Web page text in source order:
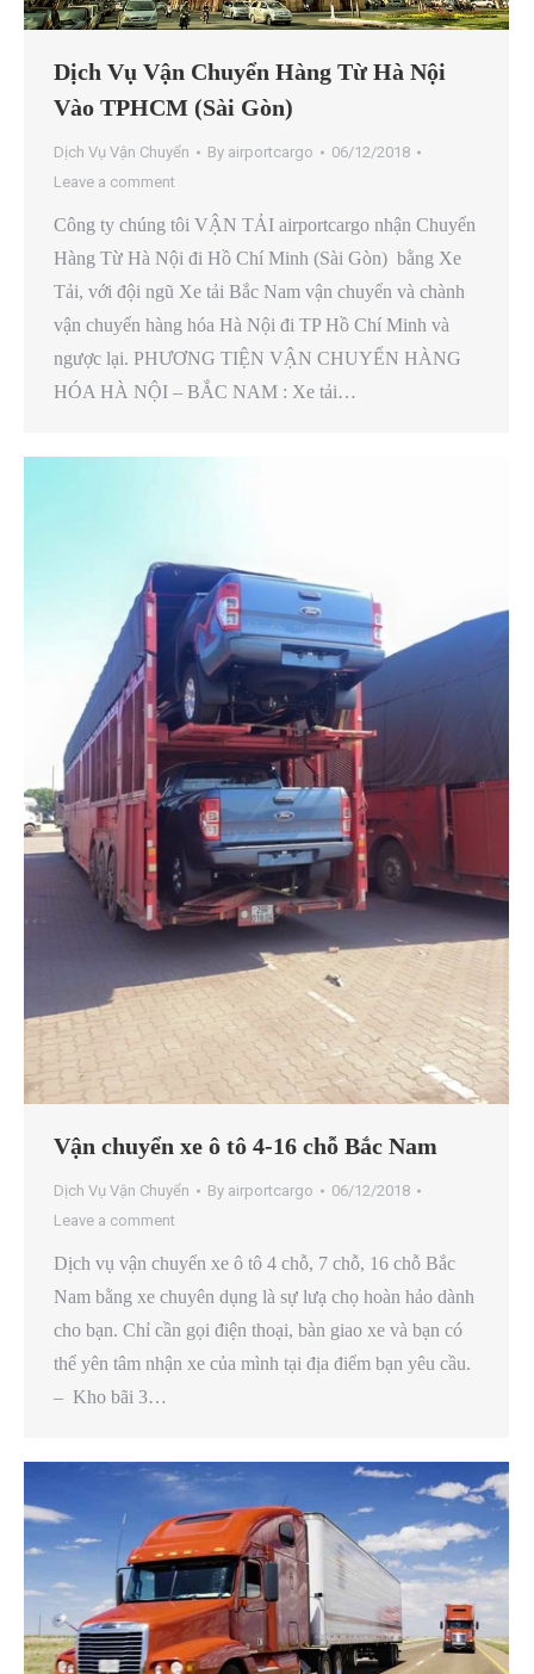
Dịch Vụ Vận Chuyển Hàng Từ Hà Nội
Vào TPHCM (Sài Gòn)
Dịch Vụ Vận Chuyển By airportcargo
06/12/2018
Leave a comment
Công ty chúng tôi VẬN TẢI airportcargo nhận Chuyển
Hàng Từ Hà Nội đi Hồ Chí Minh (Sài Gòn) bằng Xe
Tải, với đội ngũ Xe tải Bắc Nam vận chuyển và chành
vận chuyển hàng hóa Hà Nội đi TP Hồ Chí Minh và
ngược lại. PHƯƠNG TIỆN VẬN CHUYỂN HÀNG
HÓA HÀ NỘI – BẮC NAM : Xe tải…
Vận chuyển xe ô tô 4-16 chỗ Bắc Nam
Dịch Vụ Vận Chuyển By airportcargo
06/12/2018
Leave a comment
Dịch vụ vận chuyển xe ô tô 4 chỗ, 7 chỗ, 16 chỗ Bắc
Nam bằng xe chuyên dụng là sự lưạ chọ hoàn hảo dành
cho bạn. Chỉ cần gọi điện thoại, bàn giao xe và bạn có
thể yên tâm nhận xe của mình tại địa điểm bạn yêu cầu. ​​
– Kho bãi 3…